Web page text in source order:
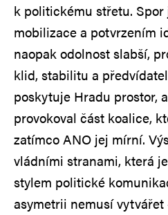
k politickému střetu.
mobilizace a potvrzením
naopak odolnost slabší,
klid, stabilitu a
poskytuje Hradu prostor,
provokoval část koalice,
zatímco ANO jej mírní.
vládními stranami, která
stylem politické
asymetrii nemusí vytvářet